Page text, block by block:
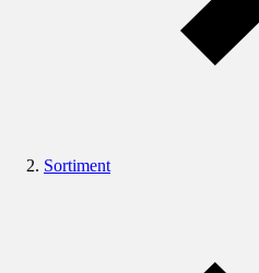
Sortiment